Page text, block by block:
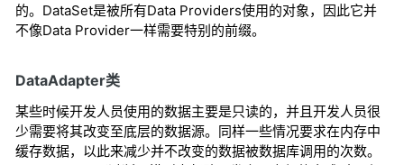
的。DataSet是被所有Data Providers使用的对象，因此它并
不像Data Provider一样需要特别的前缀。
DataAdapter类
某些时候开发人员使用的数据主要是只读的，并且开发人员很
少需要将其改变至底层的数据源。同样一些情况要求在内存中
缓存数据，以此来减少并不改变的数据被数据库调用的次数。